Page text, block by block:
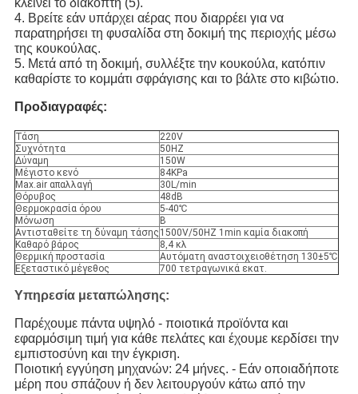
4. Βρείτε εάν υπάρχει αέρας που διαρρέει για να
παρατηρήσει τη φυσαλίδα στη δοκιμή της περιοχής μέσω
της κουκούλας.
5. Μετά από τη δοκιμή, συλλέξτε την κουκούλα, κατόπιν
καθαρίστε το κομμάτι σφράγισης και το βάλτε στο κιβώτιο.
Προδιαγραφές:
Τάση
220V
Συχνότητα
50HZ
Δύναμη
150W
Μέγιστο κενό
84KPa
Max.air απαλλαγή
30L/min
Θόρυβος
48dB
Θερμοκρασία όρου
5-40℃
Μόνωση
Β
Αντισταθείτε τη δύναμη τάσης 1500V/50HZ 1min καμία διακοπή
Καθαρό βάρος
8,4 κλ
Θερμική προστασία
Αυτόματη αναστοιχειοθέτηση 130±5℃
Εξεταστικό μέγεθος
700 τετραγωνικά εκατ.
Υπηρεσία μεταπώλησης:
Παρέχουμε πάντα υψηλό - ποιοτικά προϊόντα και
εφαρμόσιμη τιμή για κάθε πελάτες και έχουμε κερδίσει την
εμπιστοσύνη και την έγκριση.
Ποιοτική εγγύηση μηχανών: 24 μήνες. - Εάν οποιαδήποτε
μέρη που σπάζουν ή δεν λειτουργούν κάτω από την